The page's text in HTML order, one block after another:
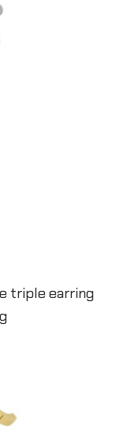
triple earring